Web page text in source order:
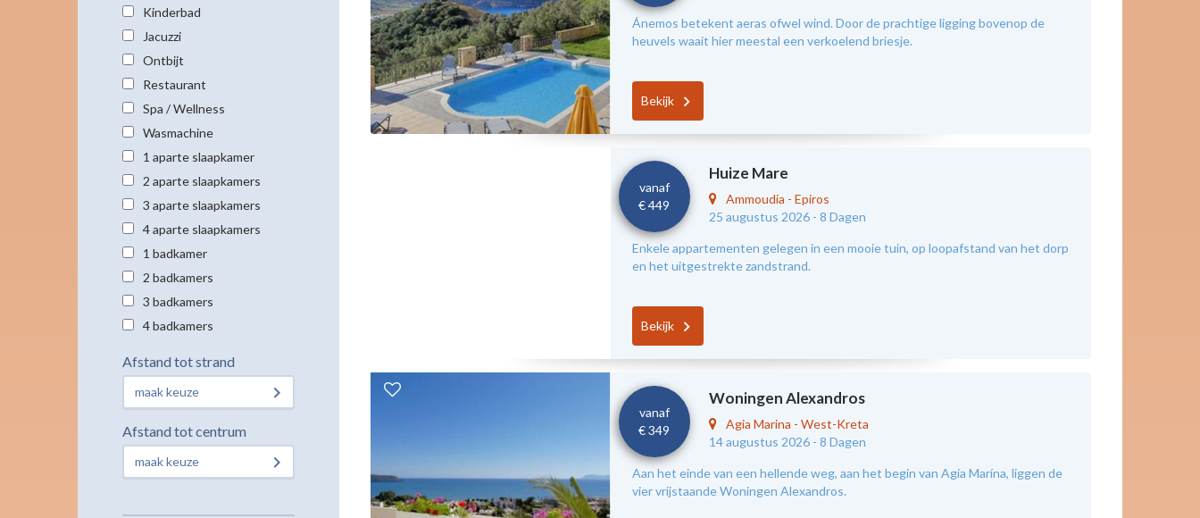
Kinderbad
Jacuzzi
Ontbijt
Restaurant
Spa / Wellness
Wasmachine
1 aparte slaapkamer
2 aparte slaapkamers
3 aparte slaapkamers
4 aparte slaapkamers
1 badkamer
2 badkamers
3 badkamers
4 badkamers
Afstand tot strand
maak keuze
Afstand tot centrum
maak keuze
Ánemos betekent aeras ofwel wind. Door de prachtige ligging bovenop de
heuvels waait hier meestal een verkoelend briesje.
Bekijk
vanaf
€ 449
Huize Mare
Ammoudia -Epiros
25 augustus 2026 -8 Dagen
Enkele appartementen gelegen in een mooie tuin, op loopafstand van het dorp
en het uitgestrekte zandstrand.
Bekijk
vanaf
€ 349
Woningen Alexandros
Agia Marina -West-Kreta
14 augustus 2026 -8 Dagen
Aan het einde van een hellende weg, aan het begin van Agía Marína, liggen de
vier vrijstaande Woningen Alexandros.